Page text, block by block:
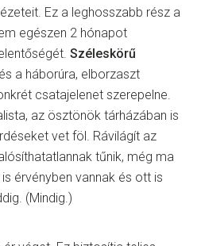
Ez a leghosszabb rész a
egészen 2 hónapot
Széleskörű
a háborúra, elborzaszt
csatajelenet szerepelne.
az ösztönök tárházában is
vet föl. Rávilágít az
tűnik, még ma
érvényben vannak és ott is
(Mindig.)